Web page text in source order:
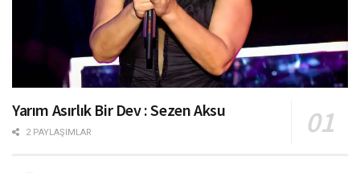
Yarım Asırlık Bir Dev : Sezen Aksu
2 PAYLAŞIMLAR